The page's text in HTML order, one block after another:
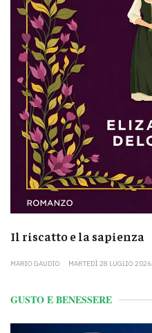
Il riscatto e la sapienza
MARIO GAUDIO MARTEDÌ 28 LUGLIO 2026
GUSTO E BENESSERE